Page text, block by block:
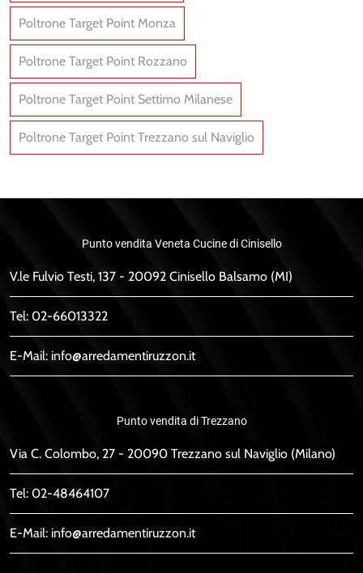
Poltrone Target Point Monza
Poltrone Target Point Rozzano
Poltrone Target Point Settimo Milanese
Poltrone Target Point Trezzano sul Naviglio
Punto vendita Veneta Cucine di Cinisello
V.le Fulvio Testi, 137 - 20092 Cinisello Balsamo (MI)
Tel: 02-66013322
E-Mail: info@arredamentiruzzon.it
Punto vendita di Trezzano
Via C. Colombo, 27 - 20090 Trezzano sul Naviglio (Milano)
Tel: 02-48464107
E-Mail: info@arredamentiruzzon.it